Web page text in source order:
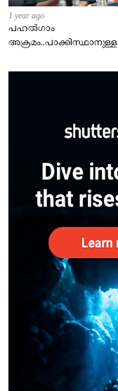
1 year ago
പഹൽഗാം
അക്രമം..പാക്കിസ്ഥാനുള്ള
വിജയമാണ് പ്രധാനം